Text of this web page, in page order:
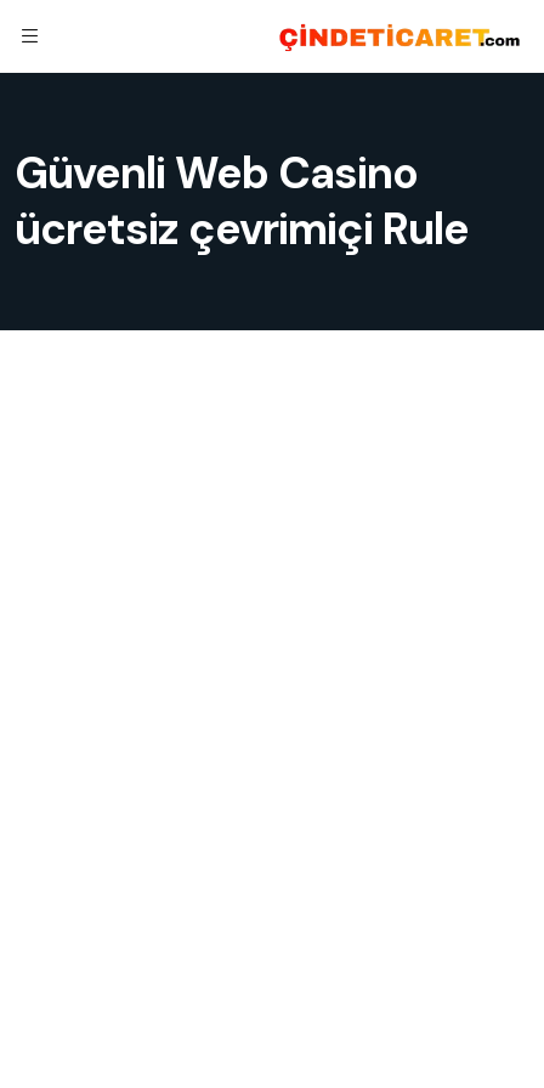
Güvenli Web Casino
ücretsiz çevrimiçi Rule